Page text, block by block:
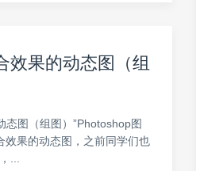
效果的动态图（组
态图（组图）”Photoshop图
效果的动态图，之前同学们也
...